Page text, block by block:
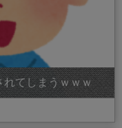
れてしまうｗｗｗ